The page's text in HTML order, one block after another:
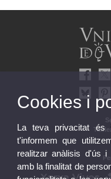
Cookies i
La teva privacitat és
t'informem que
realitzar anàlisis d'ús
amb la finalitat de